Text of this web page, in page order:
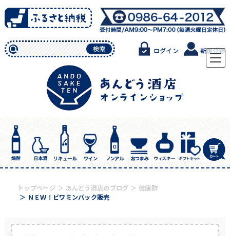
content
検索 ログイン 新規登録
トップページ あんどう酒店のブログ
健康酢
ＮＥＷ！ビワミンパック販売